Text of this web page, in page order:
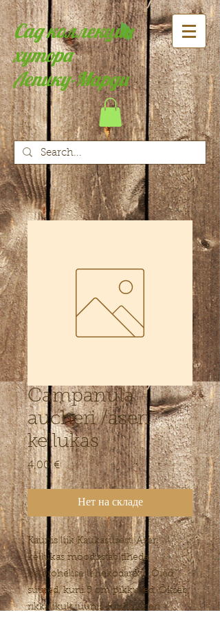
Сад коллекции
хутора
Лепику-Марди
Campanula
aucheri /aseri
kellukas
4,00 €Цена
Нет на складе
Kaunis liik Kaukasusest. Aseri
kellukas moodustab tiheda
helerohelise lehekodariku. Õied
suured, kuni 5 cm pikkused. Õitseb
rikkalikult juunis-juulis. Aseri